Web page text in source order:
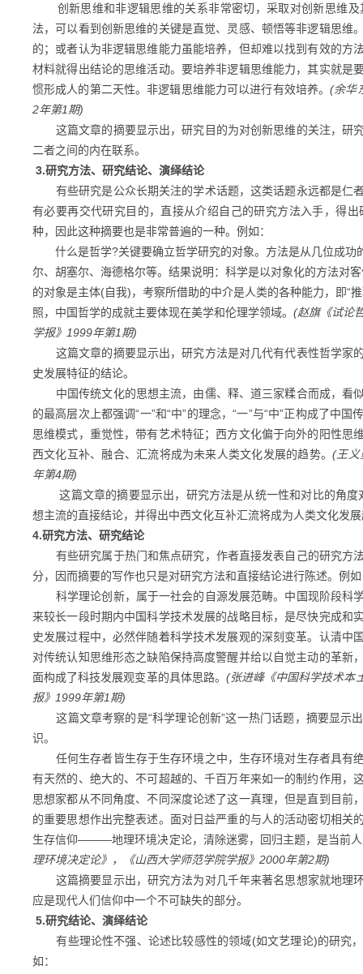
创新思维和非逻辑思维的关系非常密切，采取对创新思维及
法，可以看到创新思维的关键是直觉、灵感、顿悟等非逻辑思
的；或者认为非逻辑思维能力虽能培养，但却难以找到有效的
材料就得出结论的思维活动。要培养非逻辑思维能力，其实就是
惯形成人的第二天性。非逻辑思维能力可以进行有效培养。(余华
2年第1期)
这篇文章的摘要显示出，研究目的为对创新思维的关注，研
二者之间的内在联系。
3.研究方法、研究结论、演绎结论
有些研究是公众长期关注的学术话题，这类话题永远都是仁
有必要再交代研究目的，直接从介绍自己的研究方法入手，得
种，因此这种摘要也是非常普遍的一种。例如：
什么是哲学?关键要确立哲学研究的对象。方法是从几位成
尔、胡塞尔、海德格尔等。结果说明：科学是以对象化的方法对
的对象是主体(自我)，考察所借助的中介是人类的各种能力，即“
照，中国哲学的成就主要体现在美学和伦理学领域。 (赵旗《试论
学报》1999年第1期)
这篇文章的摘要显示出，研究方法是对几代有代表性哲学家
史发展特征的结论。
中国传统文化的思想主流，由儒、释、道三家糅合而成，看
的最高层次上都强调“一”和“中”的理念，“一”与“中”正构成了中
思维模式，重觉性，带有艺术特征；西方文化偏于向外的阳性
西文化互补、融合、汇流将成为未来人类文化发展的趋势。(王义
年第4期)
这篇文章的摘要显示出，研究方法是从统一性和对比的角度
想主流的直接结论，并得出中西文化互补汇流将成为人类文化发
4.研究方法、研究结论
有些研究属于热门和焦点研究，作者直接发表自己的研究方
分，因而摘要的写作也只是对研究方法和直接结论进行陈述。例
科学理论创新，属于一社会的自源发展范畴。中国现阶段科
来较长一段时期内中国科学技术发展的战略目标，是尽快完成和
史发展过程中，必然伴随着科学技术发展观的深刻变革。认清
对传统认知思维形态之缺陷保持高度警醒并给以自觉主动的革
面构成了科技发展观变革的具体思路。 (张进峰《中国科学技术本
报》1999年第1期)
这篇文章考察的是“科学理论创新”这一热门话题，摘要显示
识。
任何生存者皆生存于生存环境之中，生存环境对生存者具有
有天然的、绝大的、不可超越的、千百万年来如一的制约作用，
思想家都从不同角度、不同深度论述了这一真理，但是直到目
的重要思想作出完整表述。面对日益严重的与人的活动密切相
生存信仰———地理环境决定论，清除迷雾，回归主题，是当前
理环境决定论》，《山西大学师范学院学报》2000年第2期)
这篇摘要显示出，研究方法为对几千年来著名思想家就地理
应是现代人们信仰中一个不可缺失的部分。
5.研究结论、演绎结论
有些理论性不强、论述比较感性的领域(如文艺理论)的研究
如：